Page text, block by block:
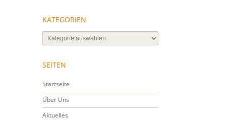
KATEGORIEN
Kategorien
SEITEN
Startseite
Über Uns
Aktuelles